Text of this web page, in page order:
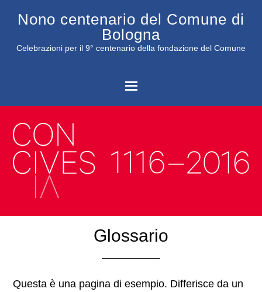
Nono centenario del Comune di
Bologna
Celebrazioni per il 9° centenario della fondazione del Comune
Glossario
Questa è una pagina di esempio. Differisce da un